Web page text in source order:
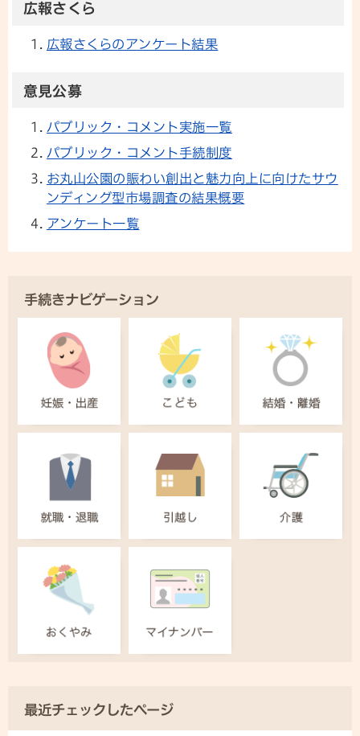
広報さくら
広報さくらのアンケート結果
意見公募
パブリック・コメント実施一覧
パブリック・コメント手続制度
お丸山公園の賑わい創出と魅力向上に向けたサウ
ンディング型市場調査の結果概要
アンケート一覧
手続きナビゲーション
最近チェックしたページ